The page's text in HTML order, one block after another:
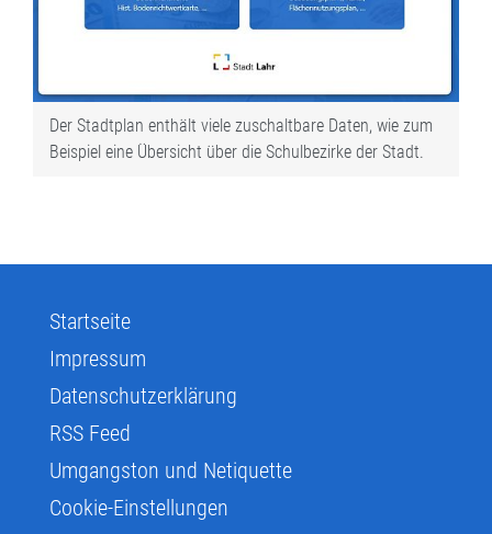
Der Stadtplan enthält viele zuschaltbare Daten, wie zum
Beispiel eine Übersicht über die Schulbezirke der Stadt.
Startseite
Impressum
Datenschutzerklärung
RSS Feed
Umgangston und Netiquette
Cookie-Einstellungen